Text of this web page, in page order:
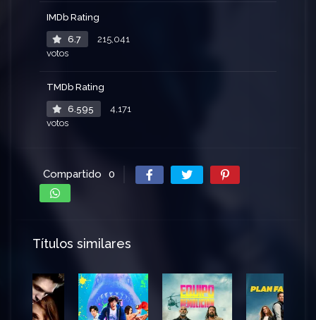
IMDb Rating
6.7
215,041
votos
TMDb Rating
6.595
4,171
votos
Compartido 0
Títulos similares